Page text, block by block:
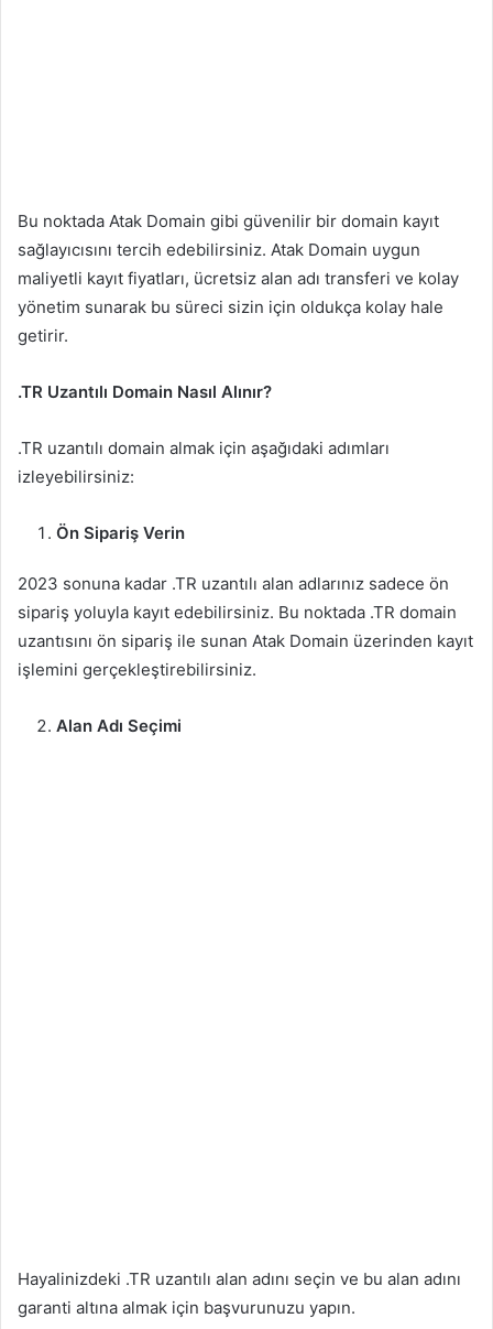
Bu noktada Atak Domain gibi güvenilir bir domain kayıt
sağlayıcısını tercih edebilirsiniz. Atak Domain uygun
maliyetli kayıt fiyatları, ücretsiz alan adı transferi ve kolay
yönetim sunarak bu süreci sizin için oldukça kolay hale
getirir.
.TR Uzantılı Domain Nasıl Alınır?
.TR uzantılı domain almak için aşağıdaki adımları
izleyebilirsiniz:
Ön Sipariş Verin
2023 sonuna kadar .TR uzantılı alan adlarınız sadece ön
sipariş yoluyla kayıt edebilirsiniz. Bu noktada .TR domain
uzantısını ön sipariş ile sunan Atak Domain üzerinden kayıt
işlemini gerçekleştirebilirsiniz.
Alan Adı Seçimi
Hayalinizdeki .TR uzantılı alan adını seçin ve bu alan adını
garanti altına almak için başvurunuzu yapın.